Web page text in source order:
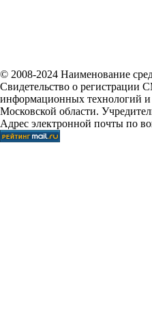
© 2008-2024 Наименование
Свидетельство о регистрации
информационных технологий и
Московской области.
Адрес электронной почты по